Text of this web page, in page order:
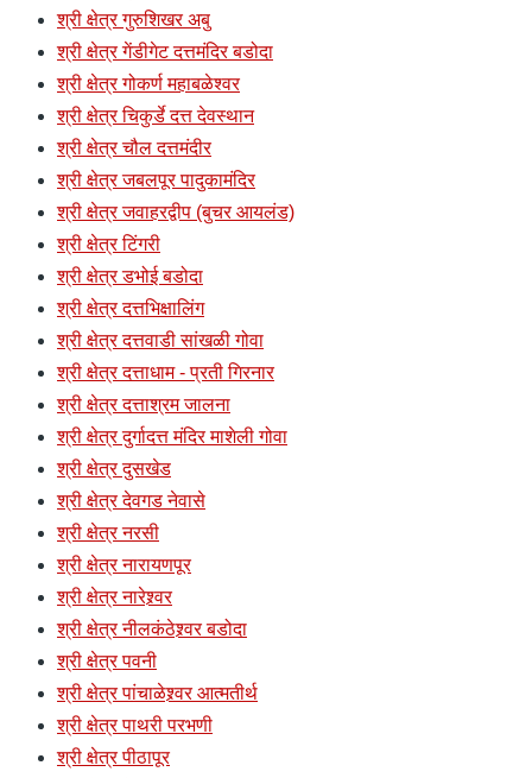
श्री क्षेत्र गुरुशिखर अबु
श्री क्षेत्र गेंडीगेट दत्तमंदिर बडोदा
श्री क्षेत्र गोकर्ण महाबळेश्वर
श्री क्षेत्र चिकुर्डे दत्त देवस्थान
श्री क्षेत्र चौल दत्तमंदीर
श्री क्षेत्र जबलपूर पादुकामंदिर
श्री क्षेत्र जवाहरद्वीप (बुचर आयलंड)
श्री क्षेत्र टिंगरी
श्री क्षेत्र डभोई बडोदा
श्री क्षेत्र दत्तभिक्षालिंग
श्री क्षेत्र दत्तवाडी सांखळी गोवा
श्री क्षेत्र दत्ताधाम - प्रती गिरनार
श्री क्षेत्र दत्ताश्रम जालना
श्री क्षेत्र दुर्गादत्त मंदिर माशेली गोवा
श्री क्षेत्र दुसखेड
श्री क्षेत्र देवगड नेवासे
श्री क्षेत्र नरसी
श्री क्षेत्र नारायणपूर
श्री क्षेत्र नारेश्र्वर
श्री क्षेत्र नीलकंठेश्र्वर बडोदा
श्री क्षेत्र पवनी
श्री क्षेत्र पांचाळेश्र्वर आत्मतीर्थ
श्री क्षेत्र पाथरी परभणी
श्री क्षेत्र पीठापूर